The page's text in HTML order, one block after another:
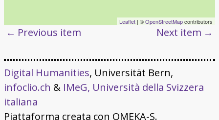
Leaflet | ©OpenStreetMapcontributors
Previous item Next item
Digital Humanities, Universität Bern,
infoclio.ch & IMeG, Università della Svizzera
italiana
Piattaforma creata con OMEKA-S.